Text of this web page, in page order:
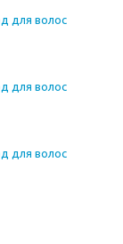
для волос
для волос
для волос